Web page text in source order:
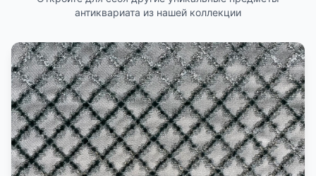
антиквариата из нашей коллекции